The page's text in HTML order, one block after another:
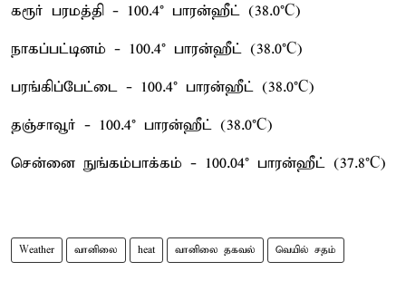
கரூர் பரமத்தி - 100.4° பாரன்ஹீட் (38.0°C)
நாகப்பட்டினம் - 100.4° பாரன்ஹீட் (38.0°C)
பரங்கிப்பேட்டை - 100.4° பாரன்ஹீட் (38.0°C)
தஞ்சாவூர் - 100.4° பாரன்ஹீட் (38.0°C)
சென்னை நுங்கம்பாக்கம் - 100.04° பாரன்ஹீட் (37.8°C)
Weather வானிலை heat வானிலை தகவல் வெயில் சதம்